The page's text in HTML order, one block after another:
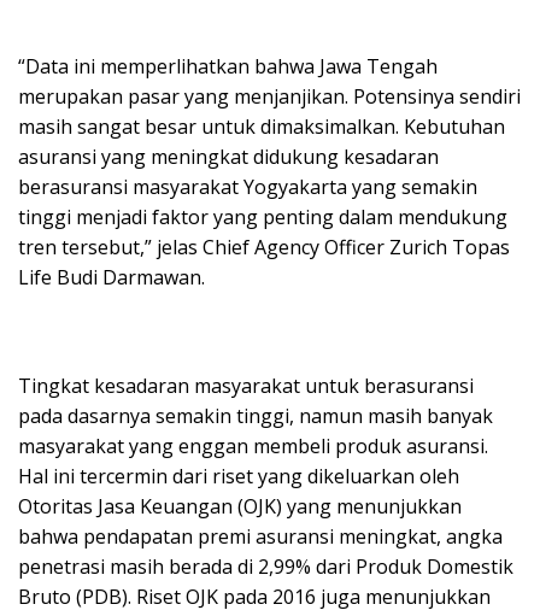
“Data ini memperlihatkan bahwa Jawa Tengah
merupakan pasar yang menjanjikan. Potensinya sendiri
masih sangat besar untuk dimaksimalkan. Kebutuhan
asuransi yang meningkat didukung kesadaran
berasuransi masyarakat Yogyakarta yang semakin
tinggi menjadi faktor yang penting dalam mendukung
tren tersebut,” jelas Chief Agency Officer Zurich Topas
Life Budi Darmawan.
Tingkat kesadaran masyarakat untuk berasuransi
pada dasarnya semakin tinggi, namun masih banyak
masyarakat yang enggan membeli produk asuransi.
Hal ini tercermin dari riset yang dikeluarkan oleh
Otoritas Jasa Keuangan (OJK) yang menunjukkan
bahwa pendapatan premi asuransi meningkat, angka
penetrasi masih berada di 2,99% dari Produk Domestik
Bruto (PDB). Riset OJK pada 2016 juga menunjukkan